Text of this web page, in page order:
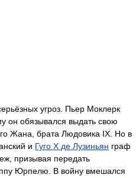
угроз. Пьер Моклерк
он обязывался выдать свою
Жана, брата Людовика IX. Но в
и Гуго X де Лузиньян граф
призывая передать
Юрпелю. В войну вмешался